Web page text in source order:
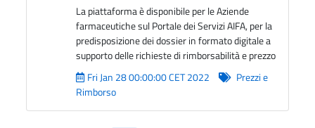
La piattaforma è disponibile per le Aziende
farmaceutiche sul Portale dei Servizi AIFA, per la
predisposizione dei dossier in formato digitale a
supporto delle richieste di rimborsabilità e prezzo
Fri Jan 28 00:00:00 CET 2022
Prezzi e
Rimborso